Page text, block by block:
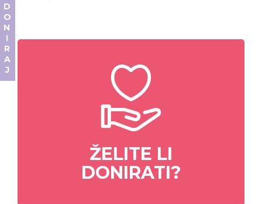
ŽELITE LI
DONIRATI?
DONIRAJ